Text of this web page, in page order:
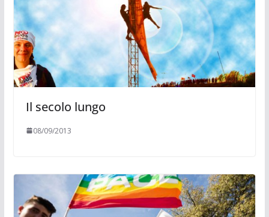
Il secolo lungo
08/09/2013